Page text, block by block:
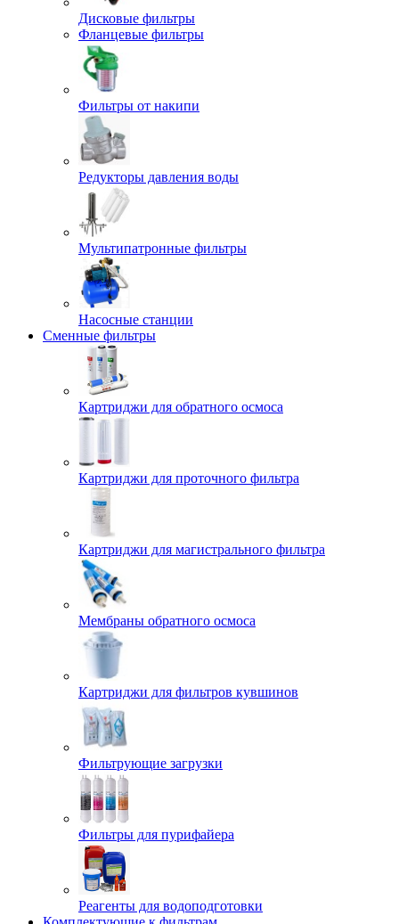
Дисковые фильтры
Фланцевые фильтры
Фильтры от накипи
Редукторы давления воды
Мультипатронные фильтры
Насосные станции
Сменные фильтры
Картриджи для обратного осмоса
Картриджи для проточного фильтра
Картриджи для магистрального фильтра
Мембраны обратного осмоса
Картриджи для фильтров кувшинов
Фильтрующие загрузки
Фильтры для пурифайера
Реагенты для водоподготовки